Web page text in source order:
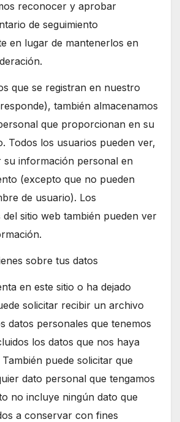
reconocer y aprobar
de seguimiento
en lugar de mantenerlos en
que se registran en nuestro
también almacenamos
que proporcionan en su
Todos los usuarios pueden ver,
su información personal en
(excepto que no pueden
de usuario). Los
del sitio web también pueden ver
sobre tus datos
en este sitio o ha dejado
solicitar recibir un archivo
datos personales que tenemos
los datos que nos haya
puede solicitar que
dato personal que tengamos
no incluye ningún dato que
a conservar con fines